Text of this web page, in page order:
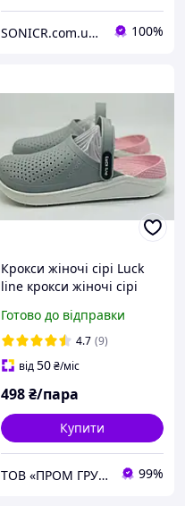
SONICR.com.ua discounter "ТВІЙ ДЕНЬ" 100%
Крокси жіночі сірі Luck
line крокси жіночі сірі
серые женские, подошва
пвх
Готово до відправки
4.7 (9)
від50₴/міс
498₴/пара
Купити
ТОВ «ПРОМ ГРУП» 99%